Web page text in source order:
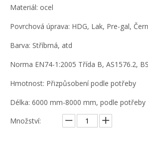
Materiál: ocel
Povrchová úprava: HDG, Lak, Pre-gal,
Barva: Stříbrná, atd
Norma EN74-1:2005 Třída B, AS1576.2,
Hmotnost: Přizpůsobení podle potřeby
Délka: 6000 mm-8000 mm, podle potřeby
Množství: